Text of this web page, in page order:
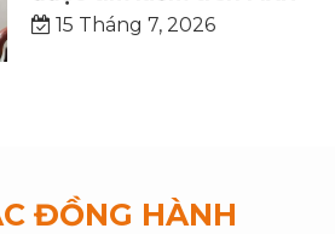
15 Tháng 7, 2026
ĐỒNG HÀNH